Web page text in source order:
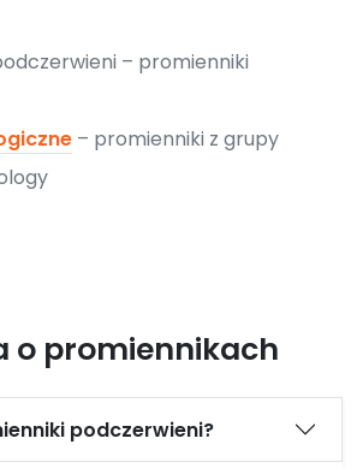
– promienniki
– promienniki z grupy
o promiennikach
podczerwieni?